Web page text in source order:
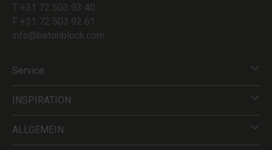
T +31 72 503 93 40
F +31 72 503 92 61
info@betonblock.com
Service
INSPIRATION
ALLGEMEIN